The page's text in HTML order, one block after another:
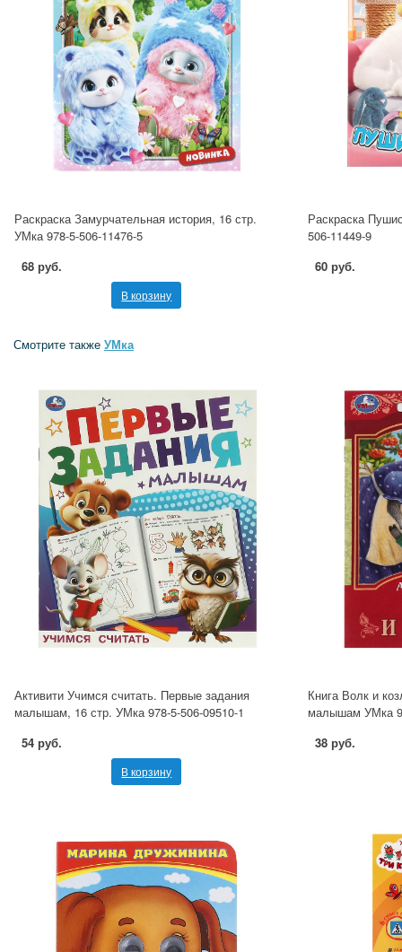
Раскраска Замурчательная история, 16 стр.
УМка 978-5-506-11476-5
68 руб.
В корзину
Раскраска
506-11449-9
60 руб.
Смотрите также УМка
Активити Учимся считать. Первые задания
малышам, 16 стр. УМка 978-5-506-09510-1
54 руб.
В корзину
Книга Волк и
малышам УМка
38 руб.